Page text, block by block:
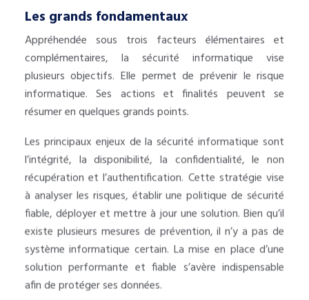
Les grands fondamentaux
Appréhendée sous trois facteurs élémentaires et
complémentaires, la sécurité informatique vise
plusieurs objectifs. Elle permet de prévenir le risque
informatique. Ses actions et finalités peuvent se
résumer en quelques grands points.
Les principaux enjeux de la sécurité informatique sont
l’intégrité, la disponibilité, la confidentialité, le non
récupération et l’authentification. Cette stratégie vise
à analyser les risques, établir une politique de sécurité
fiable, déployer et mettre à jour une solution. Bien qu’il
existe plusieurs mesures de prévention, il n’y a pas de
système informatique certain. La mise en place d’une
solution performante et fiable s’avère indispensable
afin de protéger ses données.